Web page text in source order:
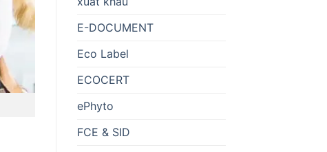
E-DOCUMENT
Eco Label
ECOCERT
ePhyto
FCE & SID